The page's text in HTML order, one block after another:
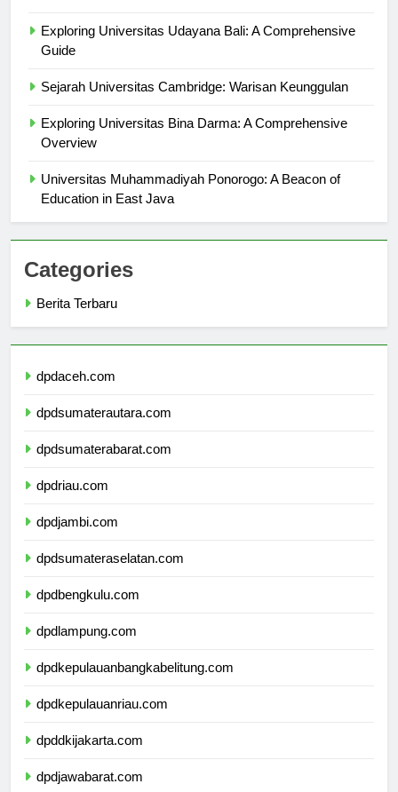
Exploring Universitas Udayana Bali: A Comprehensive
Exploring Universitas Bina Darma: A Comprehensive
Universitas Muhammadiyah Ponorogo: A Beacon of
Categories